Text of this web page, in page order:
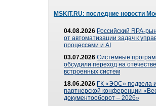
MSKIT.RU: последние новости
04.08.2026 Российский RPA-
от автоматизации задач к
процессами и AI
03.07.2026 Системные
обсудили переход на
встроенных систем
18.06.2026 ГК «ЭОС» подвела
партнерской конференции
документооборот – 2026»